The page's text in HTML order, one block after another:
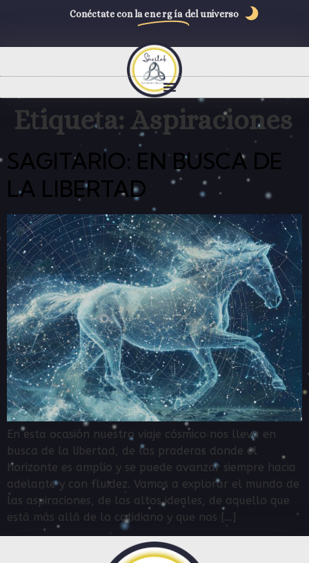
Conéctate con la energía del universo
Etiqueta: Aspiraciones
SAGITARIO: EN BUSCA DE
LA LIBERTAD
En esta ocasión nuestro viaje cósmico nos lleva en
busca de la libertad, de las praderas donde el
horizonte es amplio y se puede avanzar siempre hacia
adelante y con fluidez. Vamos a explorar el mundo de
las aspiraciones, de los altos ideales, de aquello que
está más allá de lo cotidiano y que nos […]